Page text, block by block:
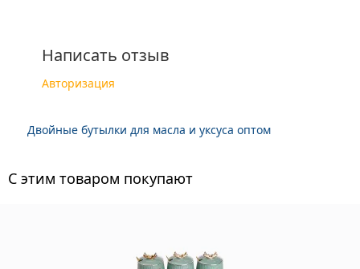
Написать отзыв
Авторизация
Двойные бутылки для масла и уксуса оптом
C этим товаром покупают